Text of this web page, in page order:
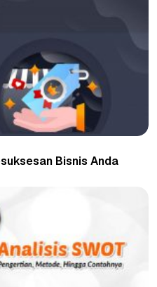
Bisnis Anda